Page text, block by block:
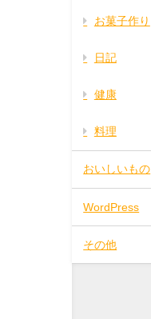
お菓子作り
日記
健康
料理
おいしいもの
WordPress
その他